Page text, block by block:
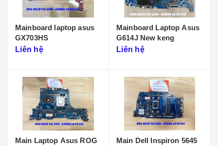
Mainboard laptop asus
GX703HS
Liên hệ
Mainboard Laptop Asus
G614J New keng
Liên hệ
Main Laptop Asus ROG
Main Dell Inspiron 5645